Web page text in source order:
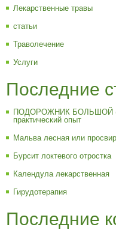
Лекарственные травы
статьи
Траволечение
Услуги
Последние
ПОДОРОЖНИК БОЛЬШОЙ
практический опыт
Мальва лесная или
Бурсит локтевого отростка
Календула лекарственная
Гирудотерапия
Последние